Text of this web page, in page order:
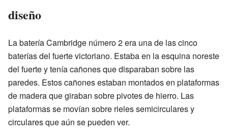
diseño
La batería Cambridge número 2 era una de las cinco
baterías del fuerte victoriano. Estaba en la esquina noreste
del fuerte y tenía cañones que disparaban sobre las
paredes. Estos cañones estaban montados en plataformas
de madera que giraban sobre pivotes de hierro. Las
plataformas se movían sobre rieles semicirculares y
circulares que aún se pueden ver.